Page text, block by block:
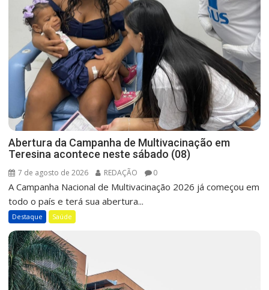
Abertura da Campanha de Multivacinação em
Teresina acontece neste sábado (08)
7 de agosto de 2026 REDAÇÃO 0
A Campanha Nacional de Multivacinação 2026 já começou em
todo o país e terá sua abertura...
Destaque Saúde